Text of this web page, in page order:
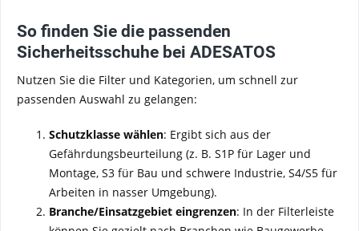
So finden Sie die passenden
Sicherheitsschuhe bei ADESATOS
Nutzen Sie die Filter und Kategorien, um schnell zur
passenden Auswahl zu gelangen:
Schutzklasse wählen: Ergibt sich aus der
Gefährdungsbeurteilung (z. B. S1P für Lager und
Montage, S3 für Bau und schwere Industrie, S4/S5 für
Arbeiten in nasser Umgebung).
Branche/Einsatzgebiet eingrenzen: In der Filterleiste